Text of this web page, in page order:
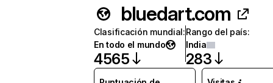
bluedart.com
Clasificación mundial:
En todo el mundo
4565
Rango del país:
India
283